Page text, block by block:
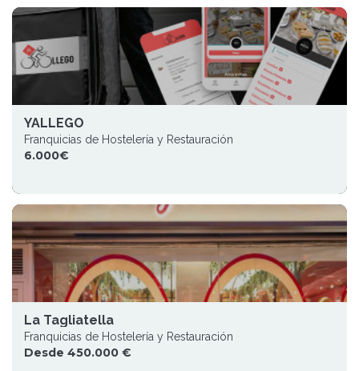
YALLEGO
Franquicias de Hostelería y Restauración
6.000€
La Tagliatella
Franquicias de Hostelería y Restauración
Desde 450.000 €